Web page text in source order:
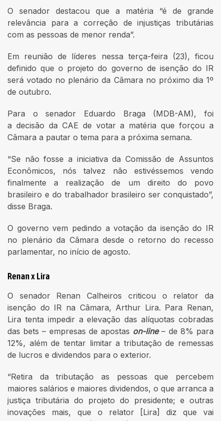
O senador destacou que a matéria “é de grande
relevância para a correção de injustiças tributárias
com as pessoas de menor renda”.
Em reunião de líderes nessa terça-feira (23), ficou
definido que o projeto do governo de isenção do IR
será votado no plenário da Câmara no próximo dia 1º
de outubro.
Para o senador Eduardo Braga (MDB-AM), foi
a decisão da CAE de votar a matéria que forçou a
Câmara a pautar o tema para a próxima semana.
“Se não fosse a iniciativa da Comissão de Assuntos
Econômicos, nós talvez não estivéssemos vendo
finalmente a realização de um direito do povo
brasileiro e do trabalhador brasileiro ser conquistado”,
disse Braga.
O governo vem pedindo a votação da isenção do IR
no plenário da Câmara desde o retorno do recesso
parlamentar, no início de agosto.
Renan x Lira
O senador Renan Calheiros criticou o relator da
isenção do IR na Câmara, Arthur Lira. Para Renan,
Lira tenta impedir a elevação das alíquotas cobradas
das bets – empresas de apostas on-line– de 8% para
12%, além de tentar limitar a tributação de remessas
de lucros e dividendos para o exterior.
“Retira da tributação as pessoas que percebem
maiores salários e maiores dividendos, o que arranca a
justiça tributária do projeto do presidente; e outras
inovações mais, que o relator [Lira] diz que vai